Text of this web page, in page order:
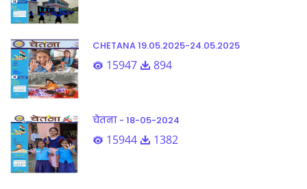
CHETANA 19.05.2025-24.05.2025
15947 894
चेतना - 18-05-2024
15944 1382